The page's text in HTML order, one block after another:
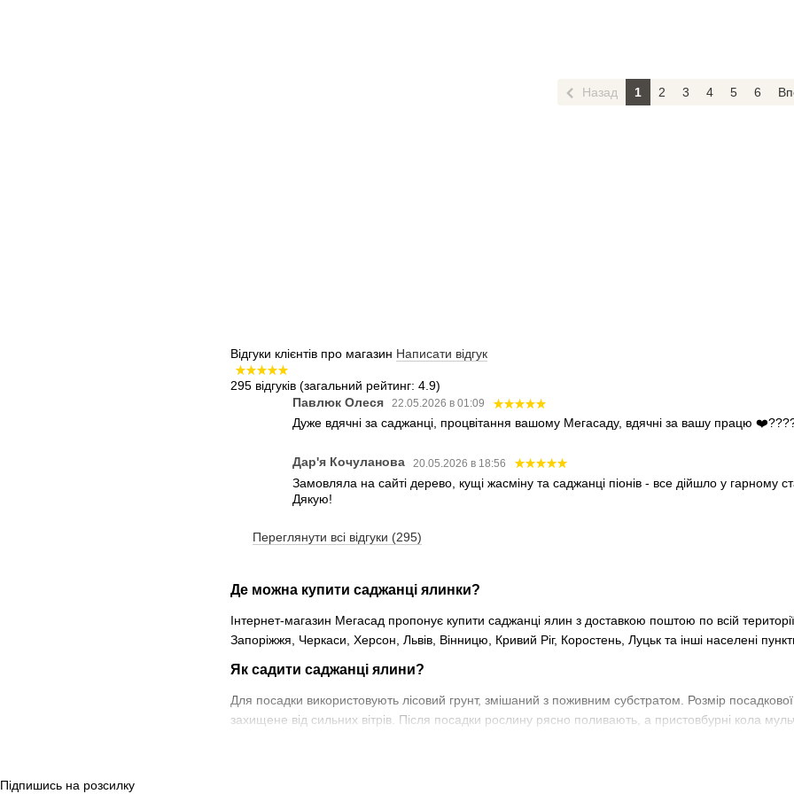
Де можна купити саджанці ялинки?
Інтернет-магазин Мегасад пропонує купити саджанці ялин з доставкою поштою по всій
Запоріжжя, Черкаси, Херсон, Львів, Вінницю, Кривий Ріг, Коростень, Луцьк та інші населені
Як садити саджанці ялини?
Для посадки використовують лісовий грунт, змішаний з поживним субстратом. Розмір
захищене від сильних вітрів. Після посадки рослину рясно поливають, а пристовбурні кола
Назад 1 2 3 4 5 6
Відгуки клієнтів про магазин Написати відгук
295 відгуків (загальний рейтинг: 4.9)
Павлюк Олеся
22.05.2026 в 01:09
Дуже вдячні за саджанці, процвітання вашому Мегасаду, вдячні за вашу працю
Дар'я Кочуланова 20.05.2026 в 18:56
Замовляла на сайті дерево, кущі жасміну та саджанці піонів - все дійшло у
Дякую!
Переглянути всі відгуки (295)
Підпишись на розсилку